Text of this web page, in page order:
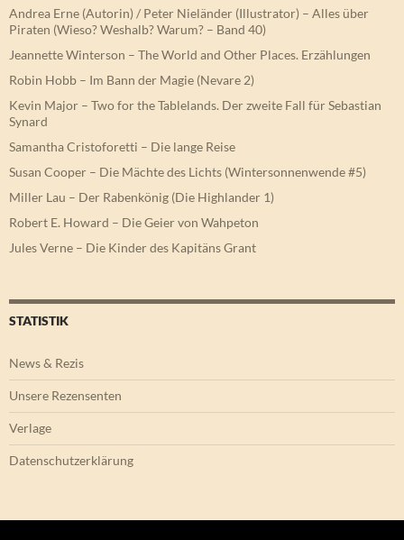
Andrea Erne (Autorin) / Peter Nieländer (Illustrator) – Alles über
Piraten (Wieso? Weshalb? Warum? – Band 40)
Jeannette Winterson – The World and Other Places. Erzählungen
Robin Hobb – Im Bann der Magie (Nevare 2)
Kevin Major – Two for the Tablelands. Der zweite Fall für Sebastian
Synard
Samantha Cristoforetti – Die lange Reise
Susan Cooper – Die Mächte des Lichts (Wintersonnenwende #5)
Miller Lau – Der Rabenkönig (Die Highlander 1)
Robert E. Howard – Die Geier von Wahpeton
Jules Verne – Die Kinder des Kapitäns Grant
STATISTIK
News & Rezis
Unsere Rezensenten
Verlage
Datenschutzerklärung